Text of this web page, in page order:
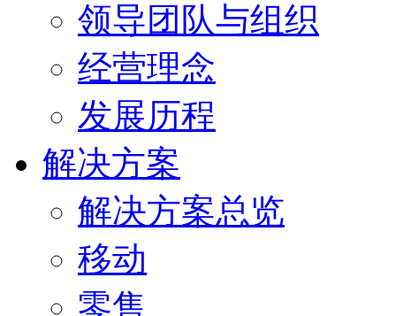
领导团队与组织
经营理念
发展历程
解决方案
解决方案总览
移动
零售